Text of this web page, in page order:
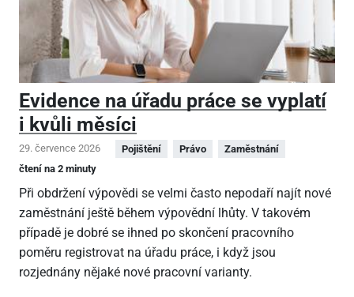
Evidence na úřadu práce se vyplatí
i kvůli měsíci
29. července 2026 Pojištění Právo
Zaměstnání
čtení na 2 minuty
Při obdržení výpovědi se velmi často nepodaří najít nové
zaměstnání ještě během výpovědní lhůty. V takovém
případě je dobré se ihned po skončení pracovního
poměru registrovat na úřadu práce, i když jsou
rozjednány nějaké nové pracovní varianty.